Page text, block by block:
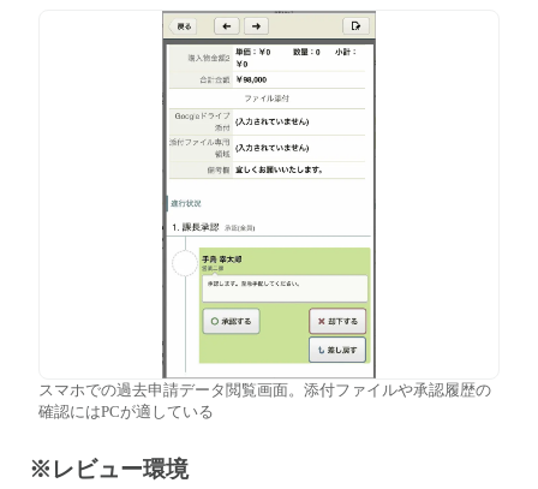
スマホでの過去申請データ閲覧画面。添付ファイルや承認履歴の
確認にはPCが適している
※レビュー環境